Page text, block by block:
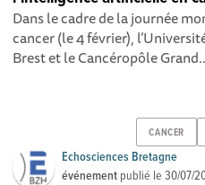
Dans le cadre de la journée
cancer (le 4 février),
Brest et le Cancéropôle
CANCER
Echosciences Bretagne
événement publié le30/07/